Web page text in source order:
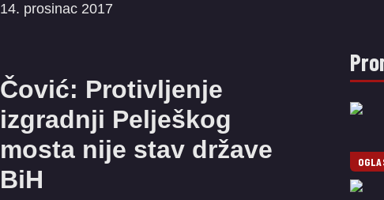
14. prosinac 2017
Čović: Protivljenje
izgradnji Pelješkog
mosta nije stav države
BiH